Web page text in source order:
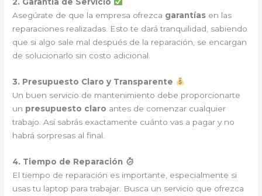
Asegúrate de que la empresa ofrezca garantías en las
reparaciones realizadas. Esto te dará tranquilidad, sabiendo
que si algo sale mal después de la reparación, se encargan
de solucionarlo sin costo adicional.
3. Presupuesto Claro y Transparente
Un buen servicio de mantenimiento debe proporcionarte
un presupuesto claro antes de comenzar cualquier
trabajo. Así sabrás exactamente cuánto vas a pagar y no
habrá sorpresas al final.
4. Tiempo de Reparación
El tiempo de reparación es importante, especialmente si
usas tu laptop para trabajar. Busca un servicio que ofrezca